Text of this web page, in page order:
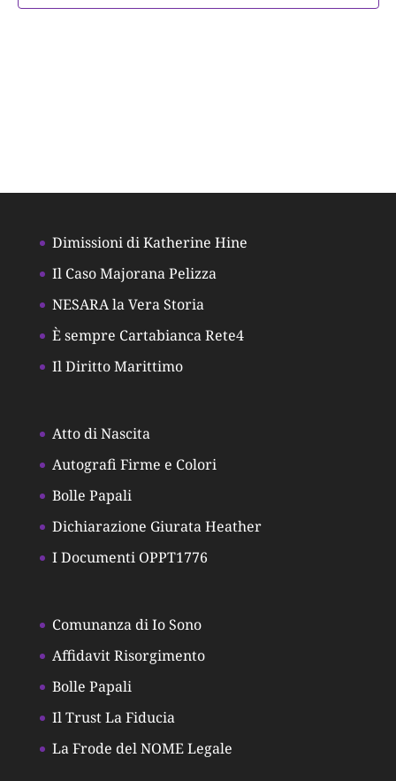
Dimissioni di Katherine Hine
Il Caso Majorana Pelizza
NESARA la Vera Storia
È sempre Cartabianca Rete4
Il Diritto Marittimo
Atto di Nascita
Autografi Firme e Colori
Bolle Papali
Dichiarazione Giurata Heather
I Documenti OPPT1776
Comunanza di Io Sono
Affidavit Risorgimento
Bolle Papali
Il Trust La Fiducia
La Frode del NOME Legale